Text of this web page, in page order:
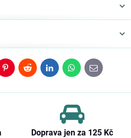
PinterestRedditLinkedInWhatsApp
E-
mail
Doprava jen za 125 Kč